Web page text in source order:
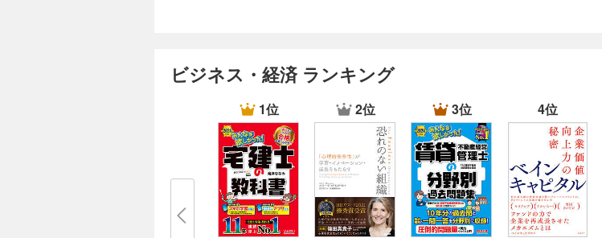
ビジネス・経済 ランキング
1位 2位 3位 4位